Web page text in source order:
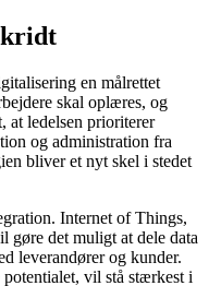
en målrettet
skal oplæres, og
at ledelsen prioriterer
og administration fra
bliver et nyt skel i stedet
Internet of Things,
gøre det muligt at dele data
leverandører og kunder.
vil stå stærkest i